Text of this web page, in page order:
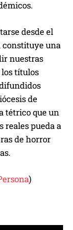
desde el
una
nuestras
títulos
de
tétrico que un
reales pueda a
de horror
)